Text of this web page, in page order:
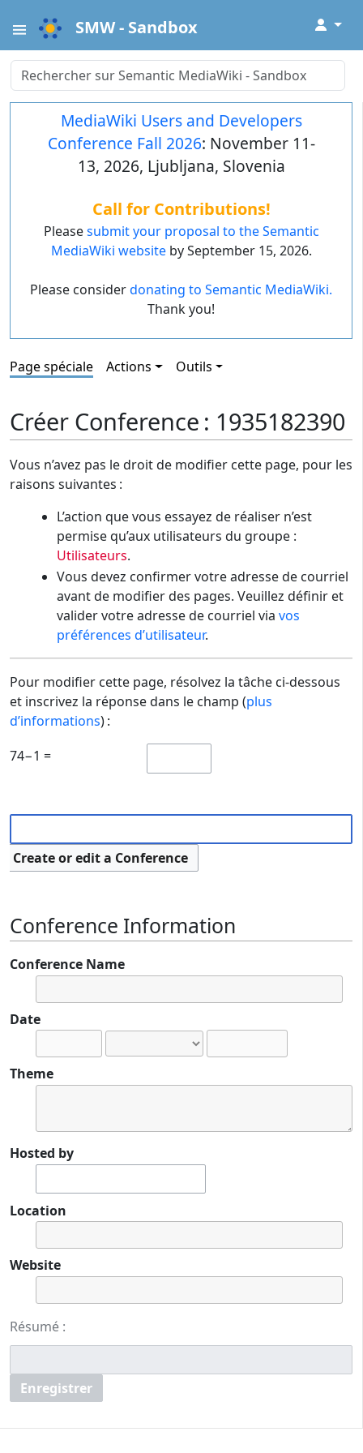
SMW - Sandbox ↓
MediaWiki Users and Developers
Conference Fall 2026: November 11-
13, 2026, Ljubljana, Slovenia
Call for Contributions!
Pleasesubmit your proposal to the Semantic
MediaWiki websiteby September 15, 2026.
Please considerdonating to Semantic MediaWiki.
Thank you!
Page spéciale Actions Outils
Créer Conference : 1935182390
Vous n’avez pas le droit de modifier cette page, pour les
raisons suivantes :
L’action que vous essayez de réaliser n’est
permise qu’aux utilisateurs du groupe :
Utilisateurs.
Vous devez confirmer votre adresse de courriel
avant de modifier des pages. Veuillez définir et
valider votre adresse de courriel via vos
préférences d’utilisateur.
Pour modifier cette page, résolvez la tâche ci-dessous
et inscrivez la réponse dans le champ (plus
d’informations) :
74−1 =
Create or edit a Conference
Conference Information
Conference Name
Date
Theme
Hosted by
Location
Website
Résumé :
Enregistrer